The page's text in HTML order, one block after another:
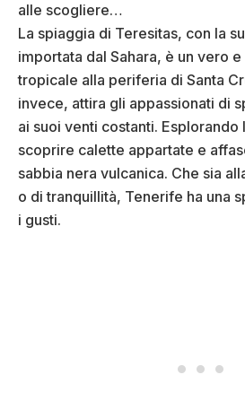
alle scogliere…
La spiaggia di Teresitas, con la
importata dal Sahara, è un vero
tropicale alla periferia di Santa
invece, attira gli appassionati di
ai suoi venti costanti. Esplorando
scoprire calette appartate e
sabbia nera vulcanica. Che sia
o di tranquillità, Tenerife ha una
i gusti.